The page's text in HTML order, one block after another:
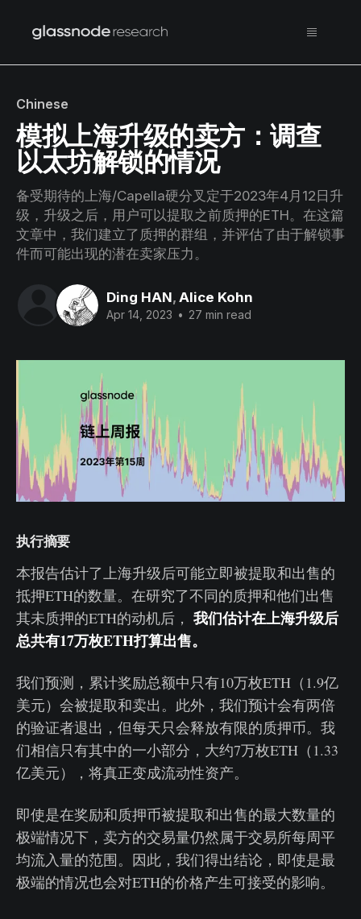
Chinese
模拟上海升级的卖方：调查
以太坊解锁的情况
备受期待的上海/Capella硬分叉定于2023年4月12日升
级，升级之后，用户可以提取之前质押的ETH。在这篇
文章中，我们建立了质押的群组，并评估了由于解锁事
件而可能出现的潜在卖家压力。
Ding HAN, Alice Kohn
Apr 14, 2023 • 27 min read
执行摘要
本报告估计了上海升级后可能立即被提取和出售的
抵押ETH的数量。在研究了不同的质押和他们出售
其未质押的ETH的动机后， 我们估计在上海升级后
总共有17万枚ETH打算出售。
我们预测，累计奖励总额中只有10万枚ETH（1.9亿
美元）会被提取和卖出。此外，我们预计会有两倍
的验证者退出，但每天只会释放有限的质押币。我
们相信只有其中的一小部分，大约7万枚ETH（1.33
亿美元），将真正变成流动性资产。
即使是在奖励和质押币被提取和出售的最大数量的
极端情况下，卖方的交易量仍然属于交易所每周平
均流入量的范围。因此，我们得出结论，即使是最
极端的情况也会对ETH的价格产生可接受的影响。